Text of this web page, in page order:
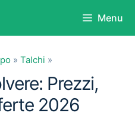
Menu
» Talchi »
Prezzi,
2026